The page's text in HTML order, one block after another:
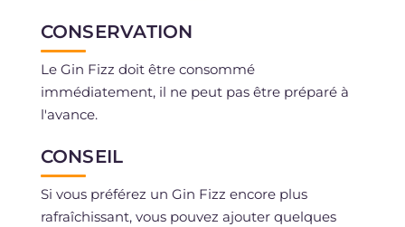
CONSERVATION
Le Gin Fizz doit être consommé
immédiatement, il ne peut pas être préparé à
l'avance.
CONSEIL
Si vous préférez un Gin Fizz encore plus
rafraîchissant, vous pouvez ajouter quelques